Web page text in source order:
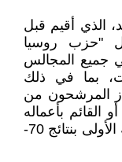
الذي أقيم قبل
"حزب روسيا
جميع المجالس
بما في ذلك
المرشحون من
بأعماله
على 19 مقعدا من أصل 21، في الجولة الأولى بنتائج 70-